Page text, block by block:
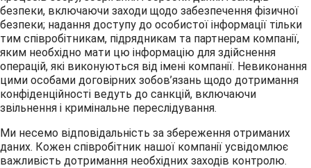
безпеки, включаючи заходи щодо забезпечення фізичної
безпеки; надання доступу до особистої інформації тільки
тим співробітникам, підрядникам та партнерам компанії,
яким необхідно мати цю інформацію для здійснення
операцій, які виконуються від імені компанії. Невиконання
цими особами договірних зобов’язань щодо дотримання
конфіденційності ведуть до санкцій, включаючи
звільнення і кримінальне переслідування.
Ми несемо відповідальність за збереження отриманих
даних. Кожен співробітник нашої компанії усвідомлює
важливість дотримання необхідних заходів контролю.